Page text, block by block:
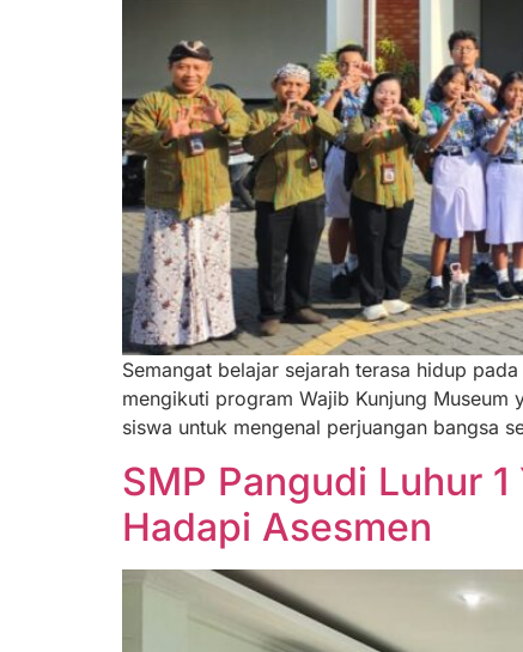
Semangat belajar sejarah terasa hidup
mengikuti program Wajib Kunjung
siswa untuk mengenal perjuangan bangsa
SMP Pangudi Luhur
Hadapi Asesmen